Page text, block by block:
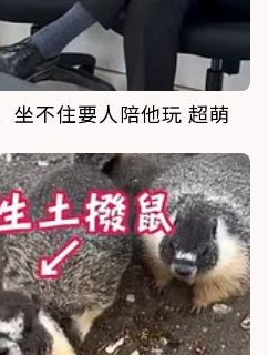
坐不住要人陪他玩 超萌